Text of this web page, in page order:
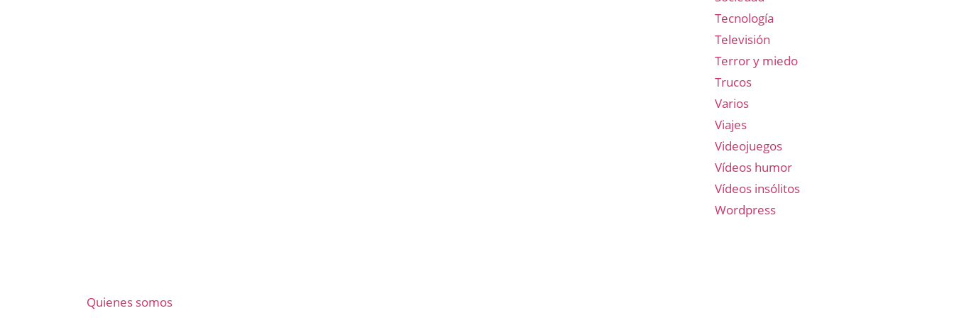
Tecnología
Televisión
Terror y miedo
Trucos
Varios
Viajes
Videojuegos
Vídeos humor
Vídeos insólitos
Wordpress
Quienes somos